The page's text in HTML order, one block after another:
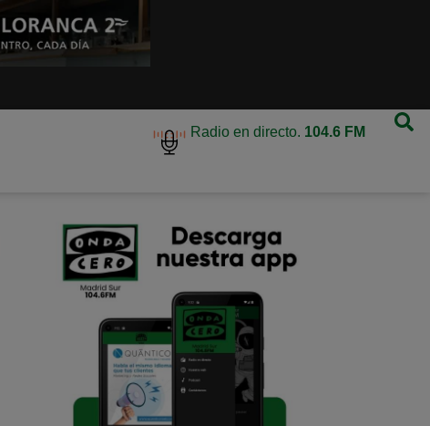
Radio en directo. 104.6 FM